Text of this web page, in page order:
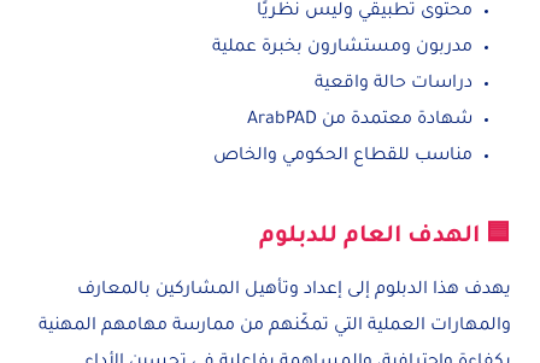
محتوى تطبيقي وليس نظريًا
مدربون ومستشارون بخبرة عملية
دراسات حالة واقعية
شهادة معتمدة من ArabPAD
مناسب للقطاع الحكومي والخاص
🟦 الهدف العام للدبلوم
يهدف هذا الدبلوم إلى إعداد وتأهيل المشاركين بالمعارف
والمهارات العملية التي تمكّنهم من ممارسة مهامهم المهنية